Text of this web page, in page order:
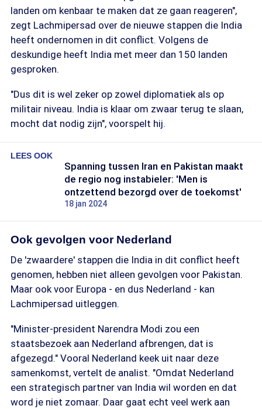
landen om kenbaar te maken dat ze gaan reageren",
zegt Lachmipersad over de nieuwe stappen die India
heeft ondernomen in dit conflict. Volgens de
deskundige heeft India met meer dan 150 landen
gesproken.
"Dus dit is wel zeker op zowel diplomatiek als op
militair niveau. India is klaar om zwaar terug te slaan,
mocht dat nodig zijn", voorspelt hij.
LEES OOK
Spanning tussen Iran en Pakistan maakt
de regio nog instabieler: 'Men is
ontzettend bezorgd over de toekomst'
18 jan 2024
Ook gevolgen voor Nederland
De 'zwaardere' stappen die India in dit conflict heeft
genomen, hebben niet alleen gevolgen voor Pakistan.
Maar ook voor Europa - en dus Nederland - kan
Lachmipersad uitleggen.
"Minister-president Narendra Modi zou een
staatsbezoek aan Nederland afbrengen, dat is
afgezegd." Vooral Nederland keek uit naar deze
samenkomst, vertelt de analist. "Omdat Nederland
een strategisch partner van India wil worden en dat
word je niet zomaar. Daar gaat echt veel werk aan